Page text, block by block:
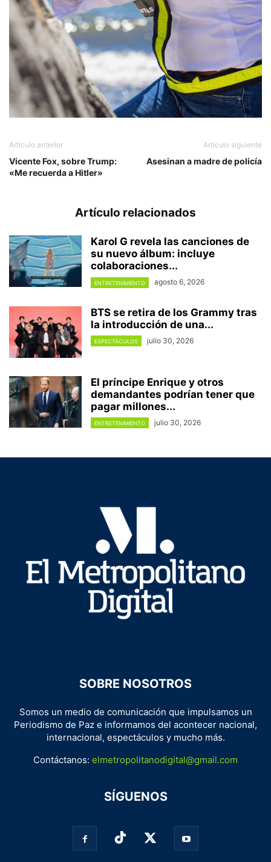
Artículo anterior
Vicente Fox, sobre Trump:
«Me recuerda a Hitler»
Artículo siguiente
Asesinan a madre de policía
Artículo relacionados
Karol G revela las canciones de
su nuevo álbum: incluye
colaboraciones...
ENTRETENIMIENTO agosto 6, 2026
BTS se retira de los Grammy tras
la introducción de una...
ESPECTÁCULOS julio 30, 2026
El príncipe Enrique y otros
demandantes podrían tener que
pagar millones...
ENTRETENIMIENTO julio 30, 2026
SOBRE NOSOTROS
Somos un medio de comunicación que impulsamos un
Periodismo de Paz e informamos del acontecer nacional,
internacional, espectáculos y mucho más.
Contáctanos: elmetropolitanodigital@gmail.com
SÍGUENOS